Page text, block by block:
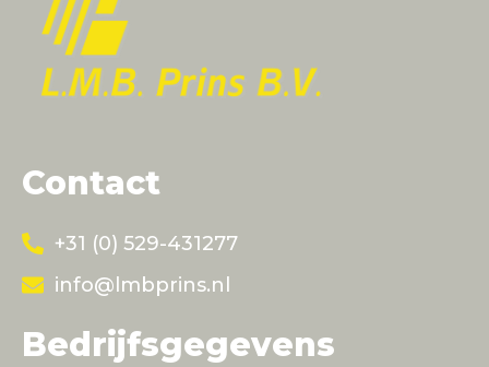
Contact
+31 (0) 529-431277
info@lmbprins.nl
Bedrijfsgegevens